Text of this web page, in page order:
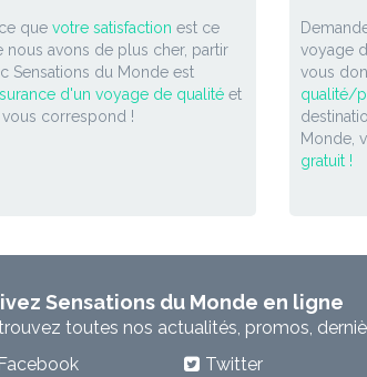
que votre satisfaction est ce
nous avons de plus cher, partir
Sensations du Monde est
d'un voyage de qualité et
correspond !
voyage
vous
qualité/
Monde,
gratuit !
Sensations du Monde en ligne
toutes nos actualités, promos,
Facebook
Twitter